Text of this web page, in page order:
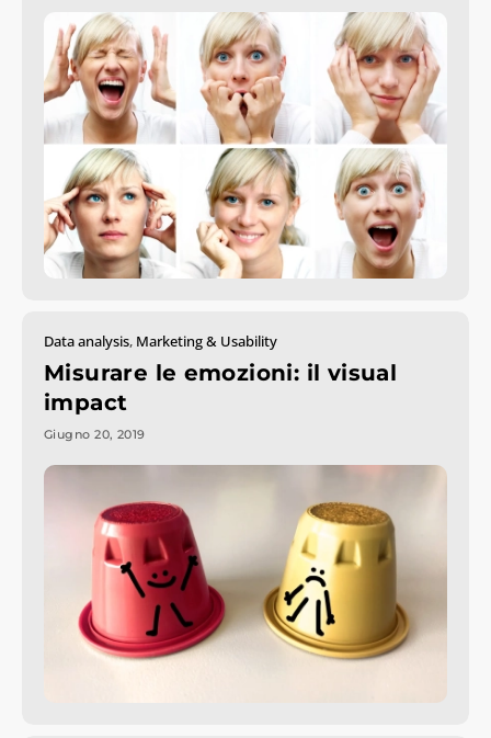
Data analysis, Marketing & Usability
Misurare le emozioni: il visual
impact
Giugno 20, 2019